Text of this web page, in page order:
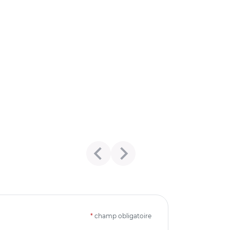
* champ obligatoire